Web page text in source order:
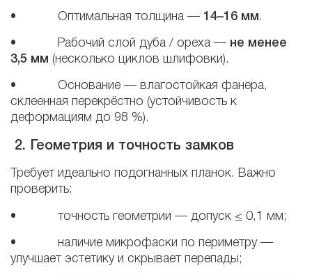
• Оптимальная толщина — 14–16 мм.
• Рабочий слой дуба / ореха — не менее
3,5 мм (несколько циклов шлифовки).
• Основание — влагостойкая фанера,
склеенная перекрёстно (устойчивость к
деформациям до 98 %).
2. Геометрия и точность замков
Требует идеально подогнанных планок. Важно
проверить:
• точность геометрии — допуск ≤ 0,1 мм;
• наличие микрофаски по периметру —
улучшает эстетику и скрывает перепады;